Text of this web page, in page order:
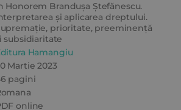
Honorem Brandușa Ștefănescu.
și aplicarea dreptului.
prioritate, preeminență
subsidiaritate
Hamangiu
Martie 2023
pagini
online